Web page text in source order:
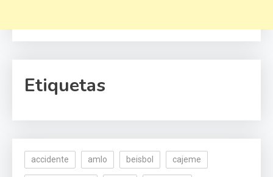
Etiquetas
accidente amlo beisbol cajeme